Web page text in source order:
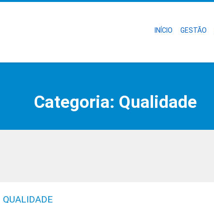
INÍCIO GESTÃO
Categoria: Qualidade
QUALIDADE